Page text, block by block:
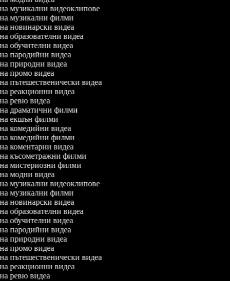
на музикални видеоклипове
на музикални филми
на новинарски видеа
на образователни видеа
на обучителни видеа
на пародийни видеа
на природни видеа
на промо видеа
на пътешественически видеа
на реакционни видеа
на ревю видеа
на драматични филми
на екшън филми
на комедийни видеа
на комедийни филми
на коментарни видеа
на късометражни филми
на мистериозни филми
на модни видеа
на музикални видеоклипове
на музикални филми
на новинарски видеа
на образователни видеа
на обучителни видеа
на пародийни видеа
на природни видеа
на промо видеа
на пътешественически видеа
на реакционни видеа
на ревю видеа